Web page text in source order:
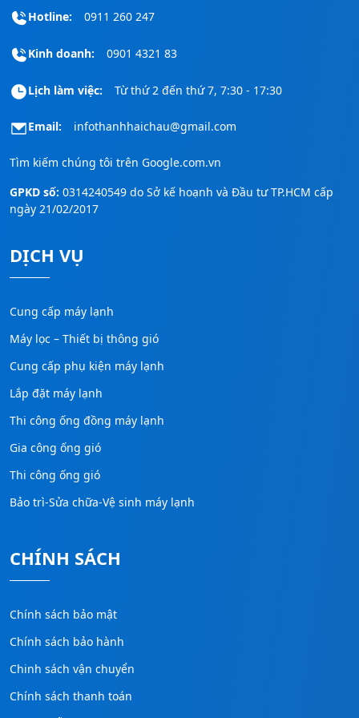
Hotline: 0911 260 247
Kinh doanh: 0901 4321 83
Lịch làm việc: Từ thứ 2 đến thứ 7, 7:30 - 17:30
Email: infothanhhaichau@gmail.com
Tìm kiếm chúng tôi trên Google.com.vn
GPKD số: 0314240549 do Sở kế hoạnh và Đầu tư TP.HCM cấp
ngày 21/02/2017
DỊCH VỤ
Cung cấp máy lạnh
Máy lọc – Thiết bị thông gió
Cung cấp phụ kiện máy lạnh
Lắp đặt máy lạnh
Thi công ống đồng máy lạnh
Gia công ống gió
Thi công ống gió
Bảo trì-Sửa chữa-Vệ sinh máy lạnh
CHÍNH SÁCH
Chính sách bảo mật
Chính sách bảo hành
Chinh sách vận chuyển
Chính sách thanh toán